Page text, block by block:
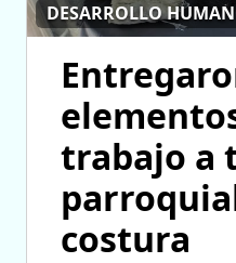
DESARROLLO
trabajo a
costura